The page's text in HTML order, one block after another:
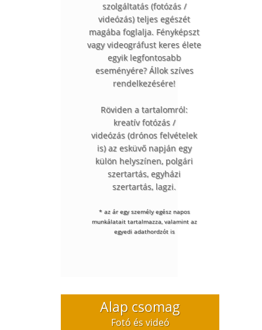
szolgáltatás (fotózás /
videózás) teljes egészét
magába foglalja. Fényképszt
vagy videográfust keres élete
egyik legfontosabb
eseményére? Állok szíves
rendelkezésére!
Röviden a tartalomról:
kreatív fotózás /
videózás (drónos felvételek
is) az esküvő napján egy
külön helyszínen, polgári
szertartás, egyházi
szertartás, lagzi.
* az ár egy személy egész napos
munkálatait tartalmazza, valamint az
egyedi adathordzót is
Alap csomag
Fotó és videó